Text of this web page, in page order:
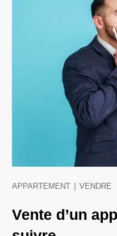
APPARTEMENT VENDRE
Vente d’un